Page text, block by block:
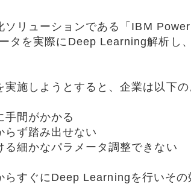
リューションである「IBM
タを実際にDeep Learning解析し
施しようとすると、企業は以下
手間がかかる
らず踏み出せない
る細かなパラメータ調整できない
すぐにDeep Learningを行いその